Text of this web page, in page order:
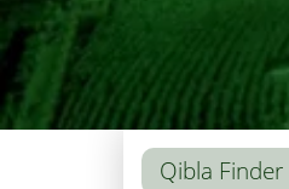
Qibla Finder